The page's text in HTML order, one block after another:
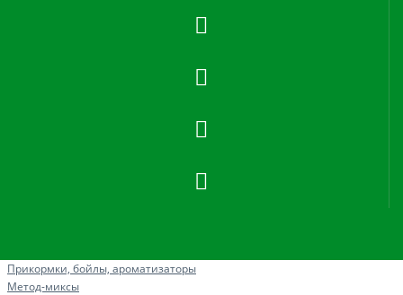
Прикормки, бойлы, ароматизаторы
Метод-миксы